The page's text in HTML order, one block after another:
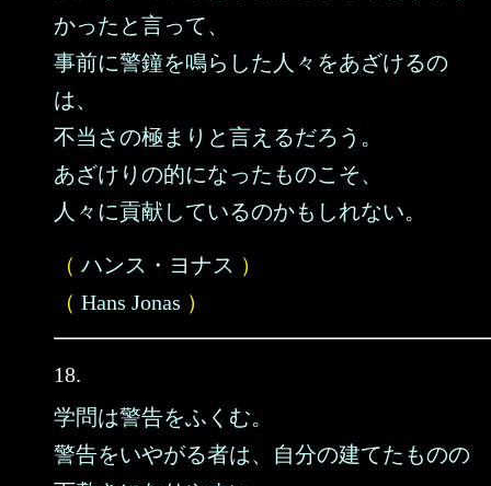
かったと言って、
事前に警鐘を鳴らした人々をあざけるの
は、
不当さの極まりと言えるだろう。
あざけりの的になったものこそ、
人々に貢献しているのかもしれない。
（ ハンス・ヨナス ）
（ Hans Jonas ）
18.
学問は警告をふくむ。
警告をいやがる者は、自分の建てたものの